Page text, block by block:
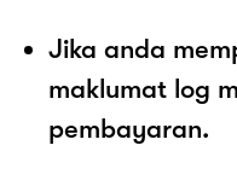
Jika anda
maklumat log
pembayaran.